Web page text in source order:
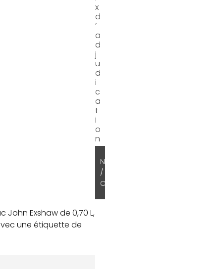
x
d
’
a
d
j
u
d
i
c
a
t
i
o
n
N
/
C
John Exshaw de 0,70 L,
une étiquette de